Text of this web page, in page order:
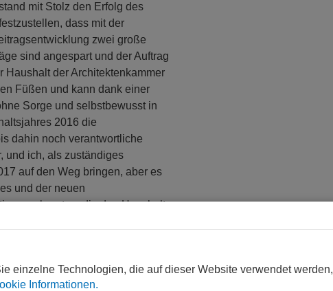
mit Stolz den Erfolg des
dass mit der
zwei große
sind angespart und der Auftrag
Haushalt der Architektenkammer
Füßen und kann dank einer
Sorge und selbstbewusst in
2016 die
dahin noch verantwortliche
und ich, als zuständiges
auf den Weg bringen, aber es
und der neuen
zu beraten, die den Haushalt
Legislaturperiode
Beschreibung der zukünftigen
der Mitgliedschaft bewirkt.
einzelne Technologien, die auf dieser Website verwendet werden,
Informationen.